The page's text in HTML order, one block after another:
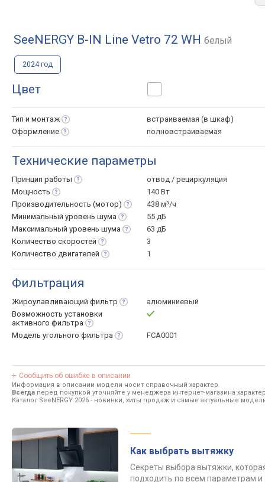
SeeNERGY B-IN Line Vetro 72 WH белый
2024 год
Цвет
Тип и монтаж
встраиваемая (в шкаф)
Оформление
полновстраиваемая
Технические параметры
Принцип работы
отвод / рециркуляция
Мощность
140 Вт
Производительность (мотор)
438 м³/ч
Минимальный уровень шума
55 дБ
Максимальный уровень шума
63 дБ
Количество скоростей
3
Количество двигателей 1
Фильтрация
Жироулавливающий фильтр
алюминиевый
Возможность установки
активного фильтра
Модель угольного фильтра FCA0001
Сообщить об ошибке в описании
Информация в описании модели носит справочный характер.
Всегда перед покупкой уточняйте у менеджера интернет-магазина
Каталог SeeNERGY 2026 - новинки, хиты продаж и самые актуальные модели
Как выбрать вытяжку
Секреты выбора вытяжки,
подходить по всем параметрам и